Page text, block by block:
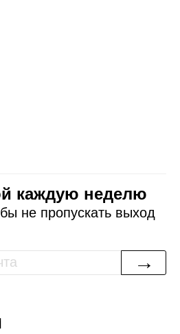
каждую неделю
не пропускать выход
→